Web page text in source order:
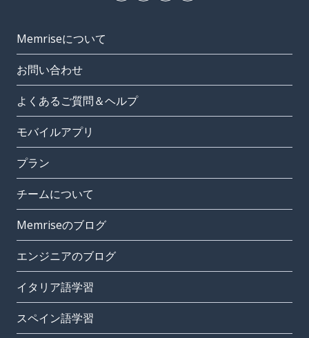
Memriseについて
お問い合わせ
よくあるご質問＆ヘルプ
モバイルアプリ
プラン
チームについて
Memriseのブログ
エンジニアのブログ
イタリア語学習
スペイン語学習